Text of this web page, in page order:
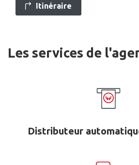
Itinéraire
Les services de
Distributeur